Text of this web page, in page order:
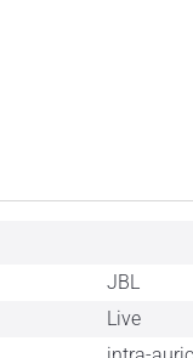
JBL
Live